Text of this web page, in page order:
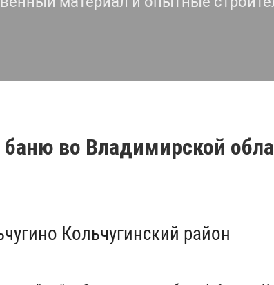
во Владимирской
Кольчугинский район